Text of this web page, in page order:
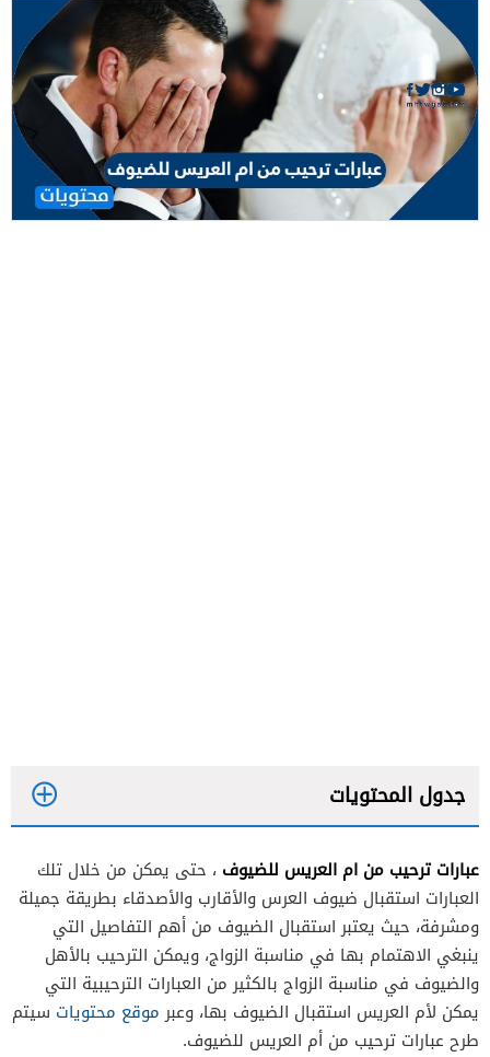
جدول المحتويات
عبارات ترحيب من ام العريس للضيوف ، حتى يمكن من خلال تلك
العبارات استقبال ضيوف العرس والأقارب والأصدقاء بطريقة جميلة
ومشرفة، حيث يعتبر استقبال الضيوف من أهم التفاصيل التي
ينبغي الاهتمام بها في مناسبة الزواج، ويمكن الترحيب بالأهل
والضيوف في مناسبة الزواج بالكثير من العبارات الترحيبية التي
يمكن لأم العريس استقبال الضيوف بها، وعبرموقع محتويات سيتم
طرح عبارات ترحيب من أم العريس للضيوف.